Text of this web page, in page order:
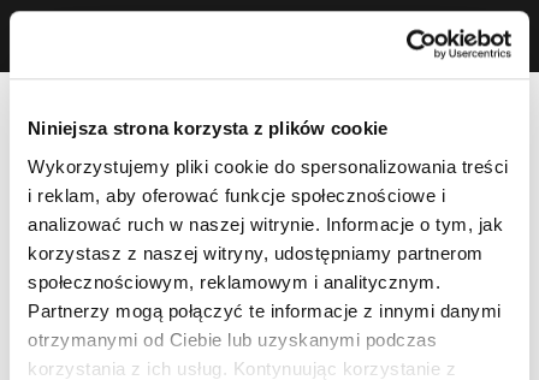
Niniejsza strona korzysta z plików cookie
Wykorzystujemy pliki cookie do spersonalizowania treści
i reklam, aby oferować funkcje społecznościowe i
analizować ruch w naszej witrynie. Informacje o tym, jak
korzystasz z naszej witryny, udostępniamy partnerom
społecznościowym, reklamowym i analitycznym.
Partnerzy mogą połączyć te informacje z innymi danymi
otrzymanymi od Ciebie lub uzyskanymi podczas
korzystania z ich usług. Kontynuując korzystanie z